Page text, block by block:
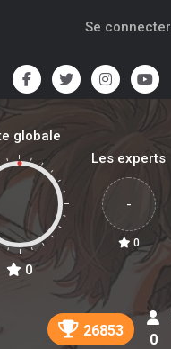
Se connecter
globale
0
Les experts
-
0
26853
0